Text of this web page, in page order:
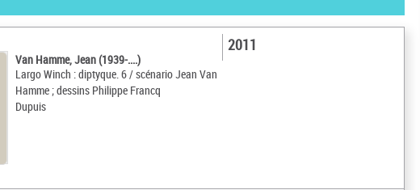
Van Hamme, Jean (1939-....)
Largo Winch : diptyque. 6 / scénario Jean Van
Hamme ; dessins Philippe Francq
Dupuis
2011